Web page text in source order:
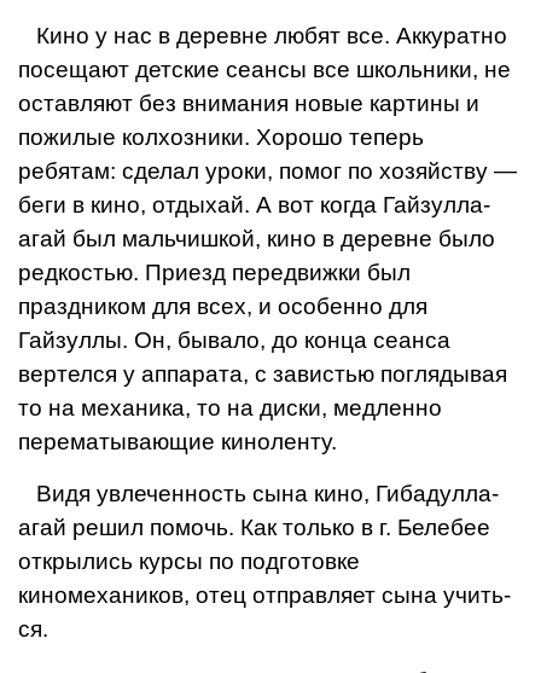
Кино у нас в деревне любят все. Аккуратно
посеща­ют детские сеансы все школьники, не
оставляют без вни­мания новые картины и
пожилые колхозники. Хорошо теперь
ребятам: сделал уроки, помог по хозяйству —
беги в кино, отдыхай. А вот когда Гайзулла-
агай был мальчишкой, кино в дерев­не было
редкостью. Приезд передвижки был
праздником для всех, и особенно для
Гайзуллы. Он, бывало, до конца сеанса
вертелся у ап­парата, с завистью погляды­вая
то на механика, то на диски, медленно
перематы­вающие киноленту.
Видя увлеченность сына кино, Гибадулла-
агай решил помочь. Как только в г. Белебее
открылись курсы по подготовке
киномехаников, отец отправляет сына учить­
ся.